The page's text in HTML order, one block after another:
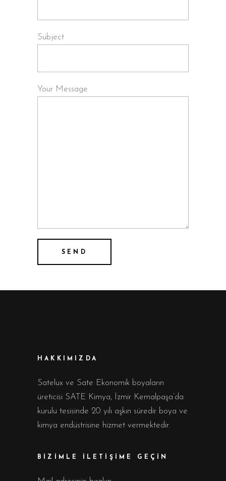
Subject
Your Message
HAKKIMIZDA
Satelux ve Sate Ekonomik boyaların
üreticisi SATE Kimya, İzmir Kemalpaşa’da
kurulu tesisinde 20 yılı aşkın süredir boya ve
kimya endüstrisine hizmet vermektedir.
BİZİMLE İLETİŞİME GEÇİN